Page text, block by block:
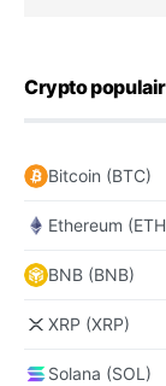
Crypto
Bitcoin (BTC)
Ethereum
BNB (BNB)
XRP (XRP)
Solana (SOL)